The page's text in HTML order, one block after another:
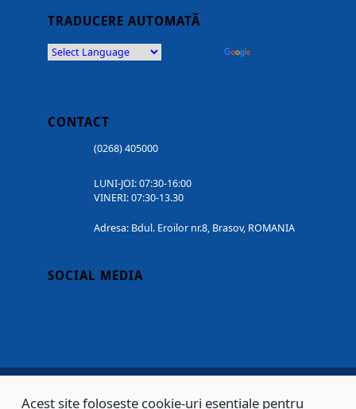
TRADUCERE AUTOMATĂ
CONTACT
(0268) 405000
LUNI-JOI: 07:30-16:00
VINERI: 07:30-13.30
Adresa: Bdul. Eroilor nr.8, Brasov, ROMANIA
SOCIAL MEDIA
Acest site folosește cookie-uri esențiale pentru